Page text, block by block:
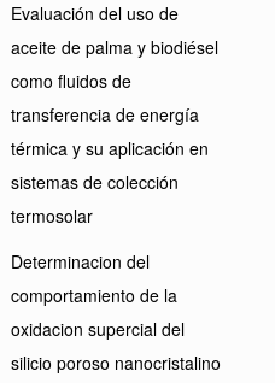
Evaluación del uso de
aceite de palma y biodiésel
como fluidos de
transferencia de energía
térmica y su aplicación en
sistemas de colección
termosolar
Determinacion del
comportamiento de la
oxidacion supercial del
silicio poroso nanocristalino